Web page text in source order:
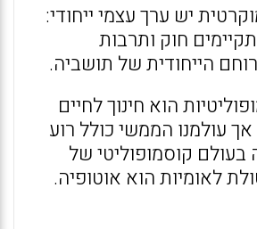
יש ערך עצמי ייחודי:
חוק ותרבות
הייחודית של תושביה.
הוא חינוך לחיים
עולמנו הממשי כולל רוע
בעולם קוסמופוליטי של
לאומיות הוא אוטופיה.